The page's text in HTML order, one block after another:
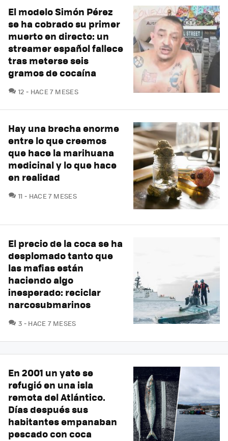
El modelo Simón Pérez
se ha cobrado su primer
muerto en directo: un
streamer español fallece
tras meterse seis
gramos de cocaína
12 COMENTARIOS
HACE 7 MESES
Hay una brecha enorme
entre lo que creemos
que hace la marihuana
medicinal y lo que hace
en realidad
11 COMENTARIOS
HACE 7 MESES
El precio de la coca se ha
desplomado tanto que
las mafias están
haciendo algo
inesperado: reciclar
narcosubmarinos
3 COMENTARIOS
HACE 7 MESES
En 2001 un yate se
refugió en una isla
remota del Atlántico.
Días después sus
habitantes empanaban
pescado con coca